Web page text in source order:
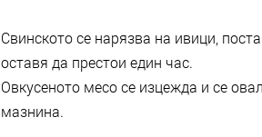
Свинското се нарязва на ивици,
оставя да престои един час.
Овкусеното месо се изцежда и се
мазнина.